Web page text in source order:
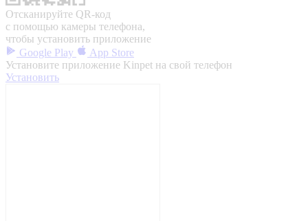
Отсканируйте QR-код
с помощью камеры телефона,
чтобы установить приложение
Google Play
App Store
Установите приложение Kinpet на свой телефон
Установить